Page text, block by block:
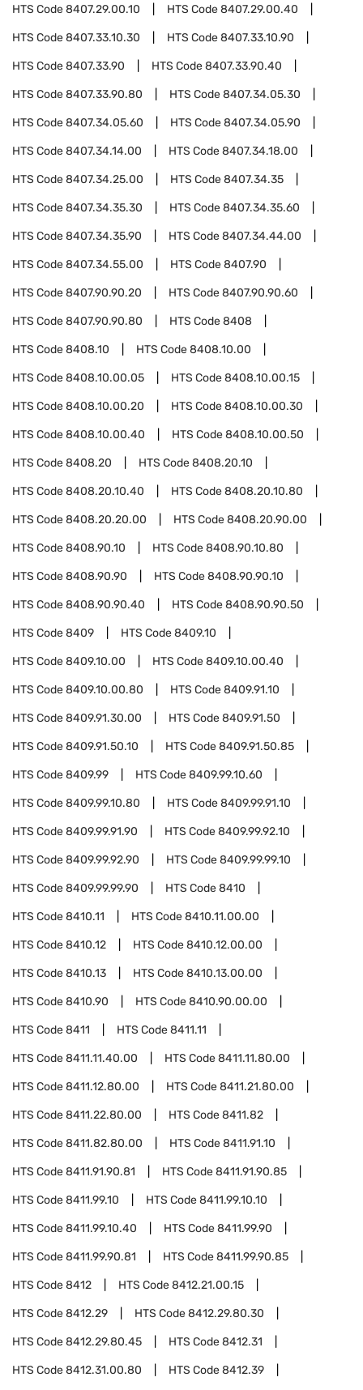
HTS Code8407.29.00.10 HTS Code8407.29.00.40
HTS Code8407.33.10.30 HTS Code8407.33.10.90
HTS Code8407.33.90 HTS Code8407.33.90.40
HTS Code8407.33.90.80 HTS Code8407.34.05.30
HTS Code8407.34.05.60 HTS Code8407.34.05.90
HTS Code8407.34.14.00 HTS Code8407.34.18.00
HTS Code8407.34.25.00 HTS Code8407.34.35
HTS Code8407.34.35.30 HTS Code8407.34.35.60
HTS Code8407.34.35.90 HTS Code8407.34.44.00
HTS Code8407.34.55.00 HTS Code8407.90
HTS Code8407.90.90.20 HTS Code8407.90.90.60
HTS Code8407.90.90.80 HTS Code8408
HTS Code8408.10 HTS Code8408.10.00
HTS Code8408.10.00.05 HTS Code8408.10.00.15
HTS Code8408.10.00.20 HTS Code8408.10.00.30
HTS Code8408.10.00.40 HTS Code8408.10.00.50
HTS Code8408.20 HTS Code8408.20.10
HTS Code8408.20.10.40 HTS Code8408.20.10.80
HTS Code8408.20.20.00 HTS Code8408.20.90.00
HTS Code8408.90.10 HTS Code8408.90.10.80
HTS Code8408.90.90 HTS Code8408.90.90.10
HTS Code8408.90.90.40 HTS Code8408.90.90.50
HTS Code8409 HTS Code8409.10
HTS Code8409.10.00 HTS Code8409.10.00.40
HTS Code8409.10.00.80 HTS Code8409.91.10
HTS Code8409.91.30.00 HTS Code8409.91.50
HTS Code8409.91.50.10 HTS Code8409.91.50.85
HTS Code8409.99 HTS Code8409.99.10.60
HTS Code8409.99.10.80 HTS Code8409.99.91.10
HTS Code8409.99.91.90 HTS Code8409.99.92.10
HTS Code8409.99.92.90 HTS Code8409.99.99.10
HTS Code8409.99.99.90 HTS Code8410
HTS Code8410.11 HTS Code8410.11.00.00
HTS Code8410.12 HTS Code8410.12.00.00
HTS Code8410.13 HTS Code8410.13.00.00
HTS Code8410.90 HTS Code8410.90.00.00
HTS Code8411 HTS Code8411.11
HTS Code8411.11.40.00 HTS Code8411.11.80.00
HTS Code8411.12.80.00 HTS Code8411.21.80.00
HTS Code8411.22.80.00 HTS Code8411.82
HTS Code8411.82.80.00 HTS Code8411.91.10
HTS Code8411.91.90.81 HTS Code8411.91.90.85
HTS Code8411.99.10 HTS Code8411.99.10.10
HTS Code8411.99.10.40 HTS Code8411.99.90
HTS Code8411.99.90.81 HTS Code8411.99.90.85
HTS Code8412 HTS Code8412.21.00.15
HTS Code8412.29 HTS Code8412.29.80.30
HTS Code8412.29.80.45 HTS Code8412.31
HTS Code8412.31.00.80 HTS Code8412.39